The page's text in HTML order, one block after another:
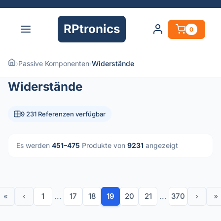
RPtronics 0
›Passive Komponenten›Widerstände
Widerstände
9 231 Referenzen verfügbar
Es werden 451–475 Produkte von 9231 angezeigt
« ‹ 1 ... 17 18 19 20 21 ... 370 › »